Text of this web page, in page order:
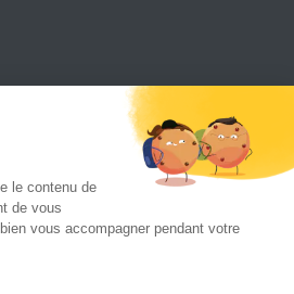
|Mentions légales
Attraptemps
le contenu de
de vous
vous accompagner pendant votre